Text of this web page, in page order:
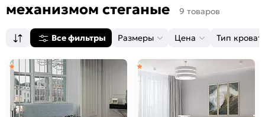
механизмом стеганые
9 товаров
Все фильтры Размеры Цена Тип